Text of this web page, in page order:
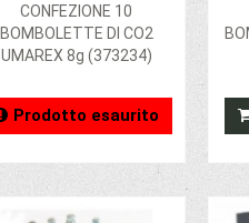
CONFEZIONE 10
BOMBOLETTE DI CO2
UMAREX 8g (373234)
Prodotto esaurito